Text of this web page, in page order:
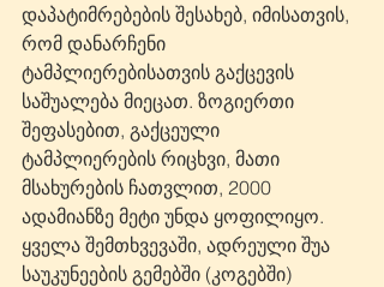
დაპატიმრებების შესახებ, იმისათვის,
რომ დანარჩენი
ტამპლიერებისათვის გაქცევის
საშუალება მიეცათ. ზოგიერთი
შეფასებით, გაქცეული
ტამპლიერების რიცხვი, მათი
მსახურების ჩათვლით, 2000
ადამიანზე მეტი უნდა ყოფილიყო.
ყველა შემთხვევაში, ადრეული შუა
საუკუნეების გემებში (კოგებში)